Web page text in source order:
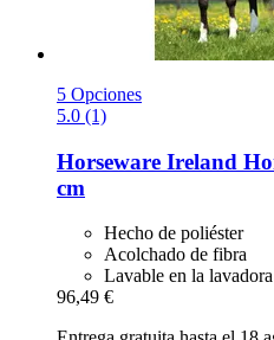
5 Opciones
5.0 (1)
Horseware Ireland
cm
Hecho de poliéster
Acolchado de fibra
Lavable en la lavadora
96,49 €